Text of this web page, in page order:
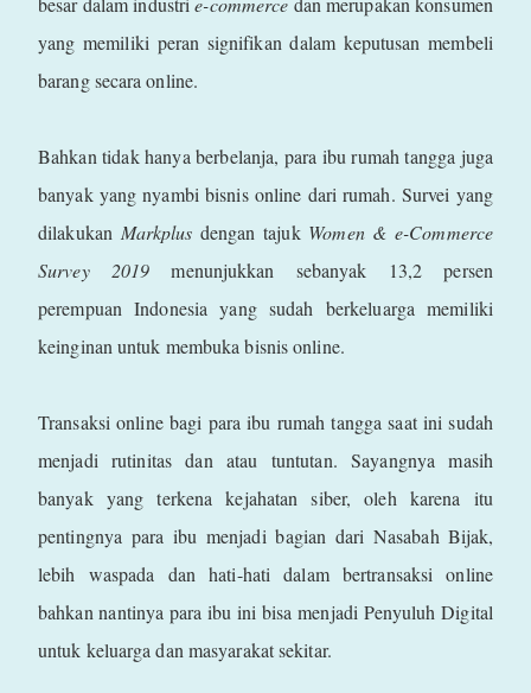
yang memiliki peran signifikan dalam keputusan membeli
barang secara online.
Bahkan tidak hanya berbelanja, para ibu rumah tangga juga
banyak yang nyambi bisnis online dari rumah. Survei yang
dilakukan Markplus dengan tajukWomen & e-Commerce
Survey 2019 menunjukkan sebanyak 13,2 persen
perempuan Indonesia yang sudah berkeluarga memiliki
keinginan untuk membuka bisnis online.
Transaksi online bagi para ibu rumah tangga saat ini sudah
menjadi rutinitas dan atau tuntutan. Sayangnya masih
banyak yang terkena kejahatan siber, oleh karena itu
pentingnya para ibu menjadi bagian dari Nasabah Bijak,
lebih waspada dan hati-hati dalam bertransaksi online
bahkan nantinya para ibu ini bisa menjadi Penyuluh Digital
untuk keluarga dan masyarakat sekitar.